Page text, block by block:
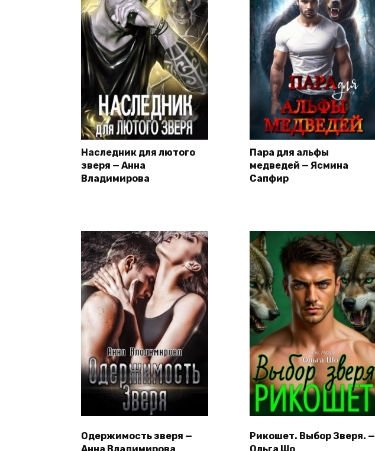
Наследник для лютого
зверя — Анна
Владимирова
Пара для альфы
медведей — Ясмина
Сапфир
Одержимость зверя —
Анна Владимирова
Рикошет. Выбор Зверя. —
Ольга Шо